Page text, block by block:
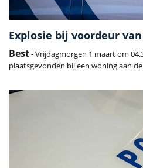
Explosie bij voordeur
Best- Vrijdagmorgen 1 maart om
plaatsgevonden bij een woning aan